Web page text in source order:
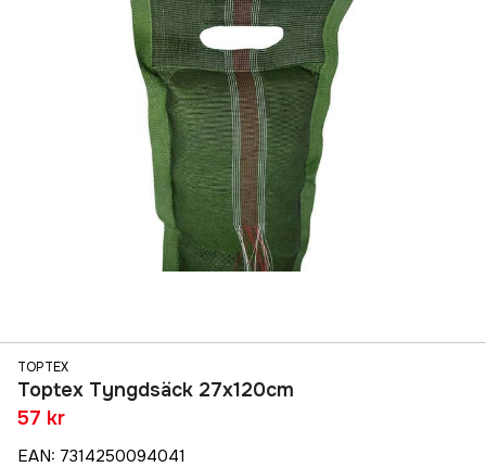
TOPTEX
Toptex Tyngdsäck 27x120cm
57 kr
EAN: 7314250094041